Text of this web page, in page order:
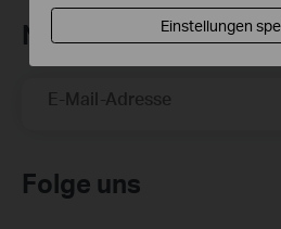
Newsletter
E-Mail-Adresse
Folge uns
Einstellungen